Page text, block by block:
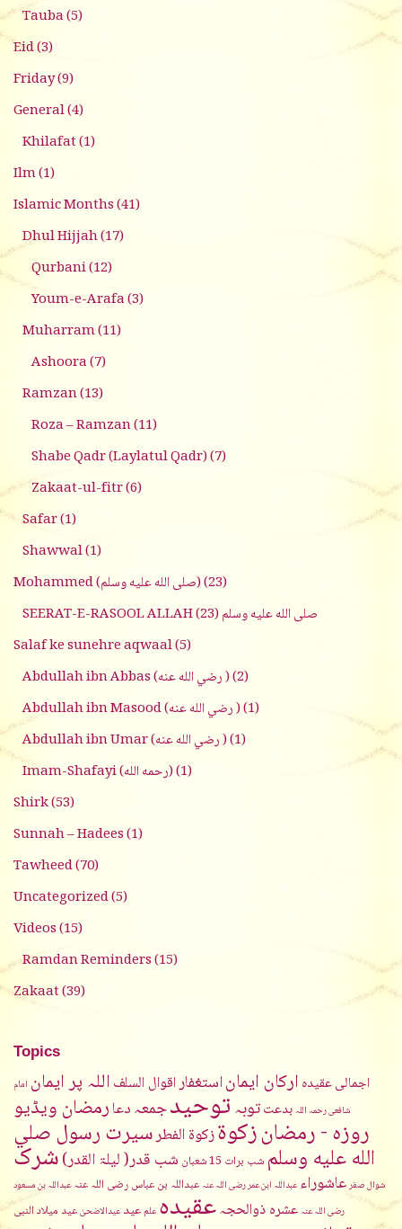
Tauba(5)
Eid(3)
Friday(9)
General(4)
Khilafat(1)
Ilm(1)
Islamic Months(41)
Dhul Hijjah(17)
Qurbani(12)
Youm-e-Arafa(3)
Muharram(11)
Ashoora(7)
Ramzan(13)
Roza – Ramzan(11)
Shabe Qadr (Laylatul Qadr)(7)
Zakaat-ul-fitr(6)
Safar(1)
Shawwal(1)
Mohammed (صلى الله عليه وسلم)
(23)
SEERAT-E-RASOOL ALLAH صلى الله عليه وسلم(23)
Salaf ke sunehre aqwaal(5)
Abdullah ibn Abbas (رضي الله عنه )
(2)
Abdullah ibn Masood (رضي الله عنه )
(1)
Abdullah ibn Umar (رضي الله عنه )
(1)
Imam-Shafayi (رحمه الله)
(1)
Shirk(53)
Sunnah – Hadees(1)
Tawheed(70)
Uncategorized(5)
Videos(15)
Ramdan Reminders(15)
Zakaat(39)
Topics
اجمالی عقیدہارکان ایماناستغفاراقوال السلفاللہ پر ایمان امام
شافعی رحمہ اللہ بدعتتوبہتوحيدجمعہدعارمضان ویڈیو
روزہ - رمضانزکوۃزکوۃ الفطرسیرت رسول صلي
الله عليه وسلم شب برات 15 شعبان شب قدر( لیلۃ القدر)شرک
شوالصفرعاشوراء عبداللہ ابن عمر رضی اللہ عنہ عبداللہ بن عباس رضی اللہ عنہ عبداللہ بن مسعود
رضی اللہ عنہ عشرہ ذوالحجہعقیدہ علمعید عیدالاضحیٰعید میلاد النبی